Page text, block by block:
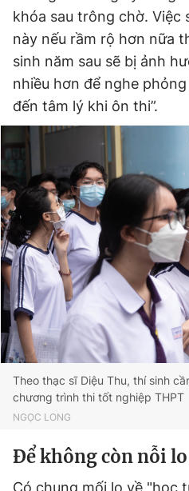
khóa sau trông chờ. Việc
này nếu rầm rộ hơn nữa
sinh năm sau sẽ bị ảnh
nhiều hơn để nghe
đến tâm lý khi ôn thi”.
Theo thạc sĩ Diệu Thu, thí sinh
chương trình thi tốt nghiệp THPT
NGỌC LONG
Để không còn nỗi lo
Có chung mối lo về "học